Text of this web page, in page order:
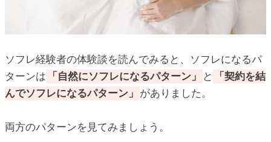
ソフレ経験者の体験談を読んでみると、ソフレになるパ
ターンは
「自然にソフレになるパターン」 と
「契約を結
んでソフレになるパターン」
がありました。
両方のパターンを見てみましょう。